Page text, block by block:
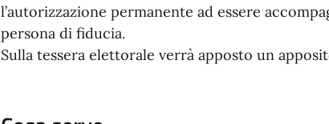
l’autorizzazione permanente ad essere
persona di fiducia.
Sulla tessera elettorale verrà apposto un